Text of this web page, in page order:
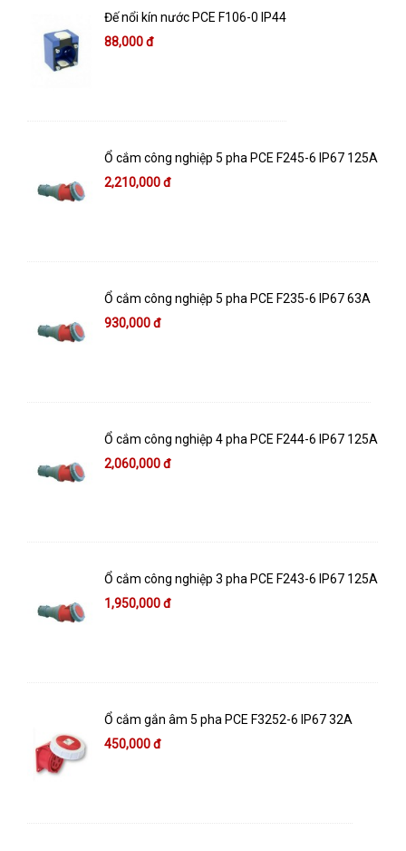
Đế nổi kín nước PCE F106-0 IP44
88,000 đ
Ổ cắm công nghiệp 5 pha PCE F245-6 IP67 125A
2,210,000 đ
Ổ cắm công nghiệp 5 pha PCE F235-6 IP67 63A
930,000 đ
Ổ cắm công nghiệp 4 pha PCE F244-6 IP67 125A
2,060,000 đ
Ổ cắm công nghiệp 3 pha PCE F243-6 IP67 125A
1,950,000 đ
Ổ cắm gắn âm 5 pha PCE F3252-6 IP67 32A
450,000 đ